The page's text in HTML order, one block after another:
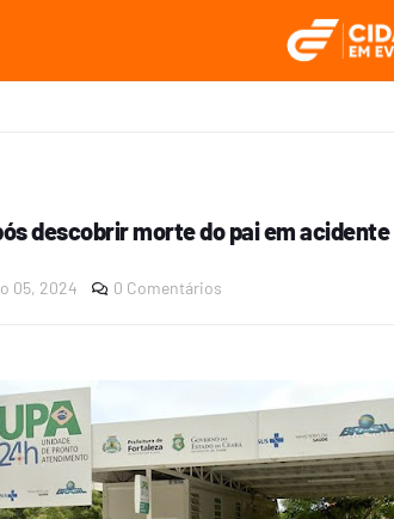
descobrir morte do pai em acidente
05, 2024 0 Comentários